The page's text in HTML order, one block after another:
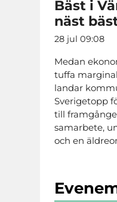
Bäst i
näst
28 jul 09:08
Medan
tuffa
landar
Sverigetopp
till
samarbete,
och en